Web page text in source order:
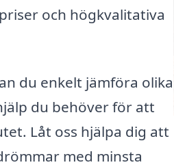
och högkvalitativa
du enkelt jämföra olika
du behöver för att
Låt oss hjälpa dig att
med minsta